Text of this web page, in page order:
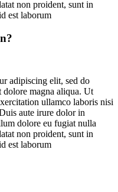
non proident, sunt in
est laborum
adipiscing elit, sed do
dolore magna aliqua. Ut
ullamco laboris nisi
aute irure dolor in
dolore eu fugiat nulla
non proident, sunt in
est laborum